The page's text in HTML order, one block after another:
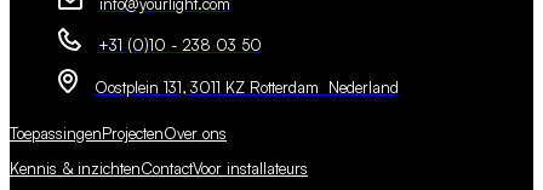
+31 (0)10 - 238 03 50
Oostplein 131, 3011 KZ Rotterdam Nederland
ToepassingenProjectenOver ons
Kennis & inzichtenContactVoor installateurs